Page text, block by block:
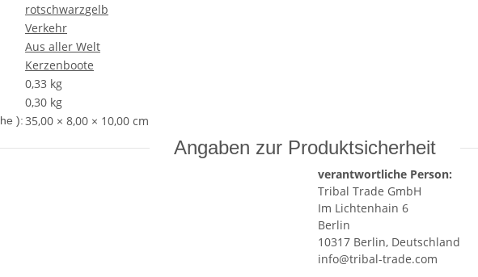
rotschwarzgelb
Verkehr
Aus aller Welt
Kerzenboote
0,33 kg
0,30 kg
):35,00 × 8,00 × 10,00 cm
Angaben zur Produktsicherheit
verantwortliche Person:
Tribal Trade GmbH
Im Lichtenhain 6
Berlin
10317 Berlin, Deutschland
info@tribal-trade.com